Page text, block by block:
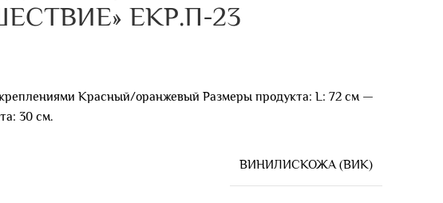
ЕКР.П-23
Красный/оранжевый Размеры продукта: L: 72 см —
30 см.
ВИНИЛИСКОЖА (ВИК)